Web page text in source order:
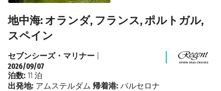
地中海: オランダ, フランス, ポルトガル,
スペイン
セブンシーズ・マリナー
2026/09/07
泊数: 11 泊
出発地: アムステルダム 帰着港: バルセロナ